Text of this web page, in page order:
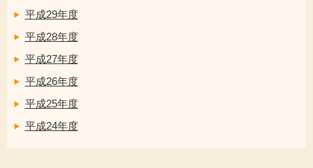
平成29年度
平成28年度
平成27年度
平成26年度
平成25年度
平成24年度